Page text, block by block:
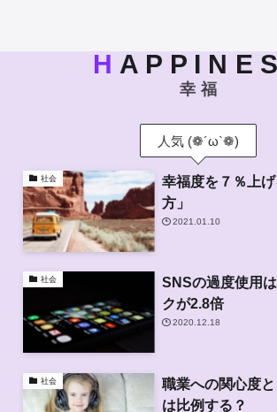
H A P P I N E
幸 福
人気 (❁´ω`❁)
社会
幸福度を７％上
方」
2021.01.10
社会
SNSの過度使用
クが2.8倍
2020.12.18
社会
職業への関心度
は比例する？